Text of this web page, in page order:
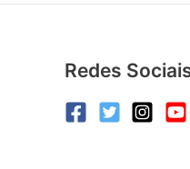
Redes